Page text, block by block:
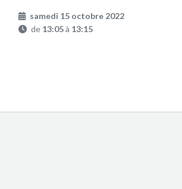
samedi 15 octobre 2022
de 13:05à 13:15